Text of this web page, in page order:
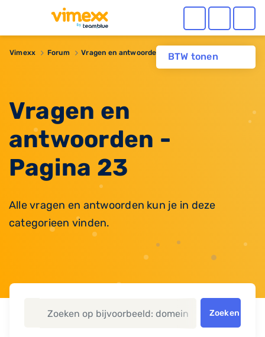
BTW tonen
Vimexx Forum Vragen en antwoorden
Vragen en
antwoorden -
Pagina 23
Alle vragen en antwoorden kun je in deze
categorieen vinden.
Zoeken